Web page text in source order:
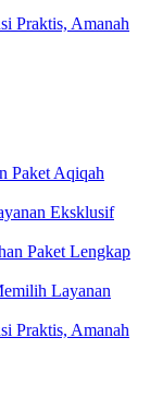
Praktis, Amanah
Paket Aqiqah
Eksklusif
Paket Lengkap
Layanan
Praktis, Amanah